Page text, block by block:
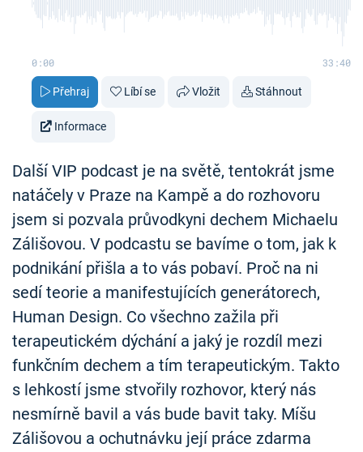
0:00 33:40
Přehraj Líbí se Vložit Stáhnout
Informace
Další VIP podcast je na světě, tentokrát jsme
natáčely v Praze na Kampě a do rozhovoru
jsem si pozvala průvodkyni dechem Michaelu
Zálišovou. V podcastu se bavíme o tom, jak k
podnikání přišla a to vás pobaví. Proč na ni
sedí teorie a manifestujících generátorech,
Human Design. Co všechno zažila při
terapeutickém dýchání a jaký je rozdíl mezi
funkčním dechem a tím terapeutickým. Takto
s lehkostí jsme stvořily rozhovor, který nás
nesmírně bavil a vás bude bavit taky. Míšu
Zálišovou a ochutnávku její práce zdarma